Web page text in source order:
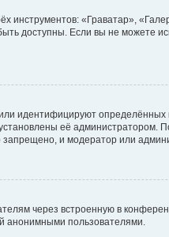
«Граватар»,
доступны. Если вы не можете
идентифицируют определённых
её администратором.
и модератор или
через встроенную в
анонимными пользователями.